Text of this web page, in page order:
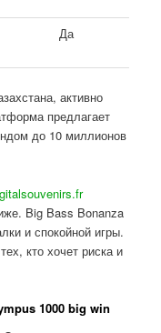
Да
активно
предлагает
до 10 миллионов
Big Bass Bonanza
и спокойной игры.
кто хочет риска и
1000 big win